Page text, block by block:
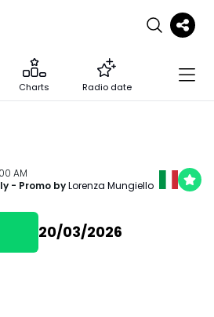
Charts Radio date
AM
- Promo byLorenza Mungiello
20/03/2026